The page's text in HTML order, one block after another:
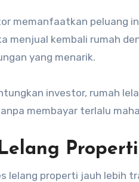
memanfaatkan peluang
menjual kembali rumah
yang menarik.
investor, rumah
membayar terlalu
lelang properti jauh lebih